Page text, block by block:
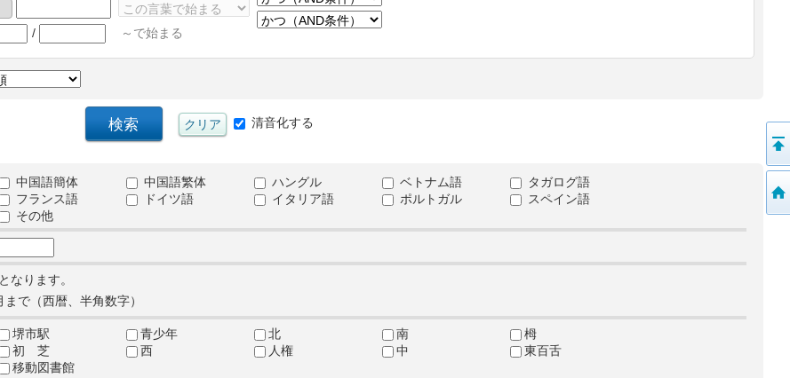
/ ～で始まる
清音化する
中国語簡体 中国語繁体 ハングル ベトナム語
タガログ語
フランス語 ドイツ語 イタリア語 ポルトガル
スペイン語
その他
なります。
まで（西暦、半角数字）
堺市駅 青少年 北 南
栂
初 芝 西 人権 中
東百舌
移動図書館